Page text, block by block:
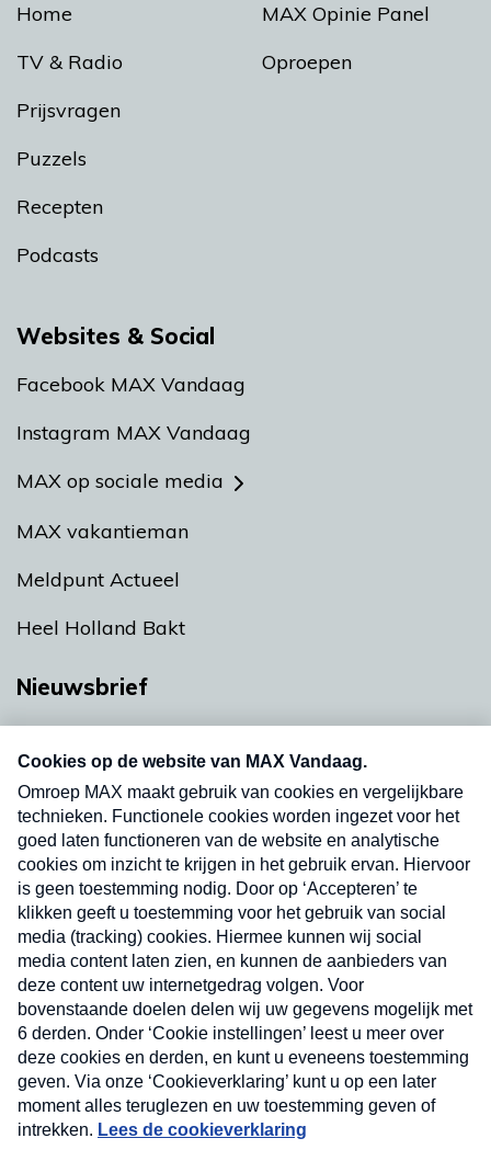
Home
TV & Radio
Prijsvragen
Puzzels
Recepten
Podcasts
MAX Opinie Panel
Oproepen
Websites & Social
Facebook MAX Vandaag
Instagram MAX Vandaag
MAX op sociale media
MAX vakantieman
Meldpunt Actueel
Heel Holland Bakt
Nieuwsbrief
nieuwsbrief. Elke vrijdag- en dinsdagochtend in
uw mailbox.
Verzend
Nieuwsbrief
Neem hier een gratis abonnement op onze
nieuwsbrief. Elke vrijdag- en dinsdagochtend in uw